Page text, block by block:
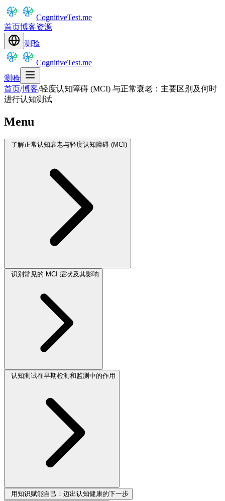
CognitiveTest.me
首页博客资源
测验
CognitiveTest.me
测验
首页/博客/轻度认知障碍 (MCI) 与正常衰老：主要区别及何时
进行认知测试
Menu
了解正常认知衰老与轻度认知障碍 (MCI)
识别常见的 MCI 症状及其影响
认知测试在早期检测和监测中的作用
用知识赋能自己：迈出认知健康的下一步